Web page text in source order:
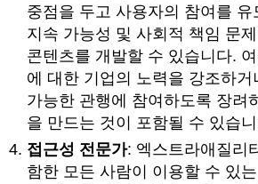
중점을 두고 사용자의 참여를
지속 가능성 및 사회적 책임 문
콘텐츠를 개발할 수 있습니다.
에 대한 기업의 노력을 강조하
가능한 관행에 참여하도록 장려
을 만드는 것이 포함될 수 있습
접근성 전문가: 엑스트라애질리
함한 모든 사람이 이용할 수 있